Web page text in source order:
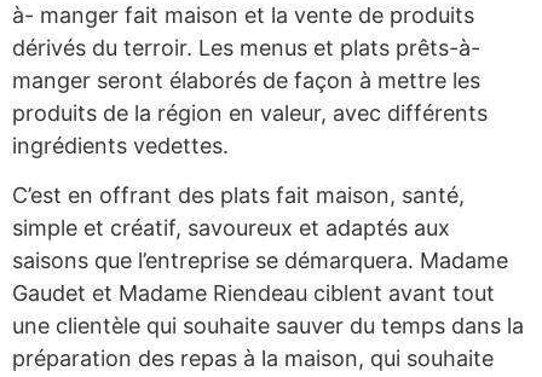
à- manger fait maison et la vente de produits
dérivés du terroir. Les menus et plats prêts-à-
manger seront élaborés de façon à mettre les
produits de la région en valeur, avec différents
ingrédients vedettes.
C’est en offrant des plats fait maison, santé,
simple et créatif, savoureux et adaptés aux
saisons que l’entreprise se démarquera. Madame
Gaudet et Madame Riendeau ciblent avant tout
une clientèle qui souhaite sauver du temps dans la
préparation des repas à la maison, qui souhaite